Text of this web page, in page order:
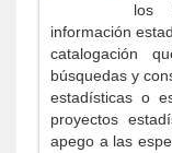
los
información
catalogación
búsquedas y
estadísticas o
proyectos
apego a las